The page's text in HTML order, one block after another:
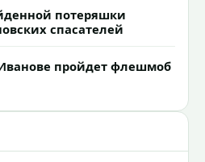
потеряшки
спасателей
пройдет флешмоб